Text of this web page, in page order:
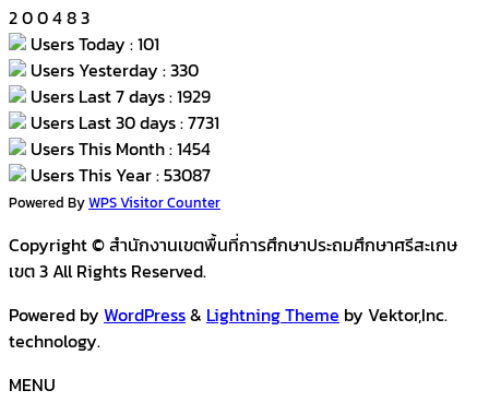
200483
Users Today : 101
Users Yesterday : 330
Users Last 7 days : 1929
Users Last 30 days : 7731
Users This Month : 1454
Users This Year : 53087
Powered ByWPS Visitor Counter
Copyright © สำนักงานเขตพื้นที่การศึกษาประถมศึกษาศรีสะเกษ
เขต 3 All Rights Reserved.
Powered by WordPress& Lightning Theme by Vektor,Inc.
technology.
MENU